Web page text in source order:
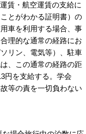
賃・航空運賃の支給に
とがわかる証明書）の
車を利用する場合、事
理的な通常の経路にお
リン、電気等）、駐車
、この通常の経路の距
円を支給する。学会
等の責を一切負わない